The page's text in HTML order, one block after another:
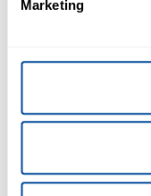
Marketing
Gibt es
Das Hotel ist
über speziell
Zimmerbereiche.